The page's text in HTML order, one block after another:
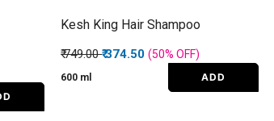
Kesh King Hair Shampoo
Price reduced from
₹ 749.00to
₹ 374.50(50%OFF)
600 ml ADD